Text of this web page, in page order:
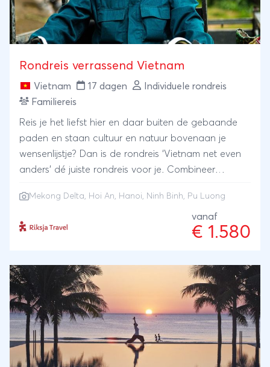
Rondreis verrassend Vietnam
Vietnam 17 dagen
Individuele rondreis
Familiereis
Reis je het liefst hier en daar buiten de gebaande
paden en staan cultuur en natuur bovenaan je
wensenlijstje? Dan is de rondreis ‘Vietnam net even
anders’ dé juiste rondreis voor je. Combineer
onbekende groener dan groene rijstvelden van Pu
Luong. De karstbergen van Ninh Binh en de Mekong
Delta maken deze reis helemaal af.
Mekong Delta, Hoi An, Hanoi, Ninh Binh, Pu Luong
vanaf
€ 1.580